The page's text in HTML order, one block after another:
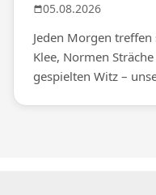
05.08.2026
Jeden Morgen
Klee, Normen
gespielten Witz –